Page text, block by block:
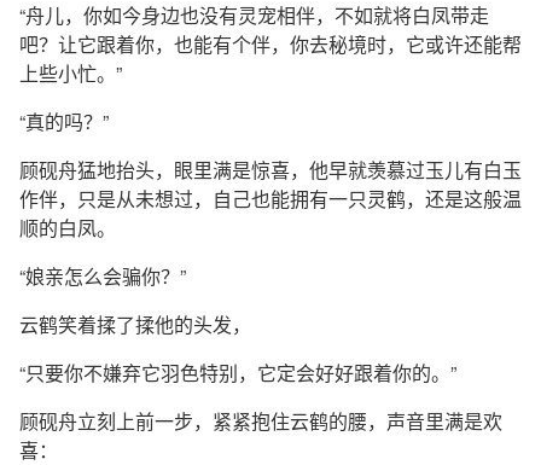
“舟儿，你如今身边也没有灵宠相伴，不如就将白凤带走
吧？让它跟着你，也能有个伴，你去秘境时，它或许还能帮
上些小忙。”
“真的吗？”
顾砚舟猛地抬头，眼里满是惊喜，他早就羡慕过玉儿有白玉
作伴，只是从未想过，自己也能拥有一只灵鹤，还是这般温
顺的白凤。
“娘亲怎么会骗你？”
云鹤笑着揉了揉他的头发，
“只要你不嫌弃它羽色特别，它定会好好跟着你的。”
顾砚舟立刻上前一步，紧紧抱住云鹤的腰，声音里满是欢
喜：